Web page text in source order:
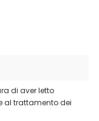
di aver letto
al trattamento dei